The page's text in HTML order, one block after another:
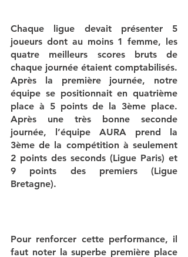
Chaque ligue devait présenter 5
joueurs dont au moins 1 femme, les
quatre meilleurs scores bruts de
Après la première journée, notre
équipe se positionnait en quatrième
place à 5 points de la 3ème place.
Après une très bonne seconde
journée, l’équipe AURA prend la
3ème de la compétition à seulement
2 points des seconds (Ligue Paris) et
9 points des premiers (Ligue
Bretagne).
Pour renforcer cette performance, il
faut noter la superbe première place